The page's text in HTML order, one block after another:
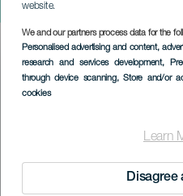
website.
We and our partners process data for the
Personalised advertising and content,
research and services development,
through device scanning, Store and/or
cookies
Learn
Disagree
gaala
Imagen
Listado